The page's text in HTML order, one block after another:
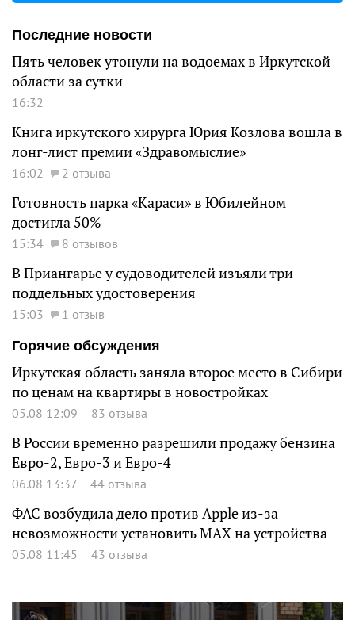
Последние новости
Пять человек утонули на водоемах в Иркутской
области за сутки
16:32
Книга иркутского хирурга Юрия Козлова вошла в
лонг-лист премии «Здравомыслие»
16:02 2 отзыва
Готовность парка «Караси» в Юбилейном
достигла 50%
15:34 8 отзывов
В Приангарье у судоводителей изъяли три
поддельных удостоверения
15:03
1 отзыв
Горячие обсуждения
Иркутская область заняла второе место в Сибири
по ценам на квартиры в новостройках
05.08 12:09 83 отзыва
В России временно разрешили продажу бензина
Евро-2, Евро-3 и Евро-4
06.08 13:37 44 отзыва
ФАС возбудила дело против Apple из-за
невозможности установить MAX на устройства
05.08 11:45 43 отзыва